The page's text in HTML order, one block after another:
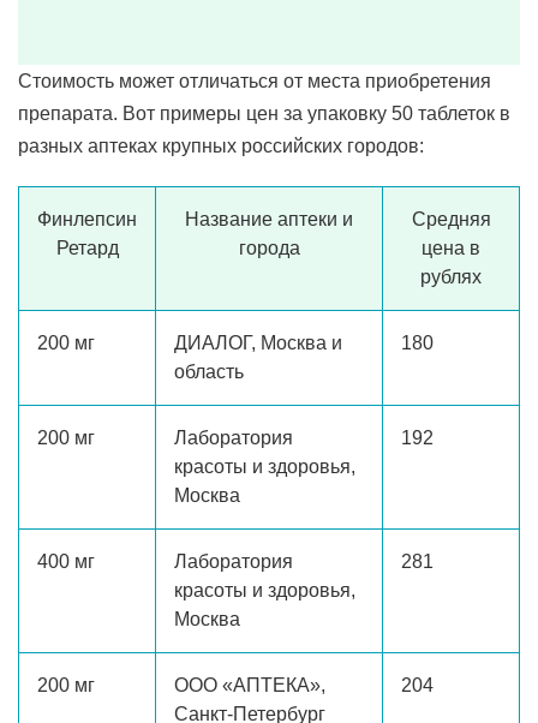
Стоимость может отличаться от места приобретения
препарата. Вот примеры цен за упаковку 50 таблеток в
разных аптеках крупных российских городов:
Финлепсин
Ретард
Название аптеки и
города
Средняя
цена в
рублях
200 мг
ДИАЛОГ, Москва и
область
180
200 мг
Лаборатория
красоты и здоровья,
Москва
192
400 мг
Лаборатория
красоты и здоровья,
Москва
281
200 мг
ООО «АПТЕКА»,
Санкт-Петербург
204